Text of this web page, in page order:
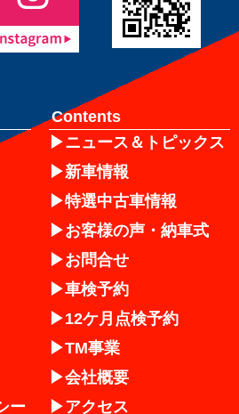
ー
Contents
ニュース＆トピックス
新車情報
特選中古車情報
お客様の声・納車式
お問合せ
車検予約
12ケ月点検予約
TM事業
会社概要
アクセス